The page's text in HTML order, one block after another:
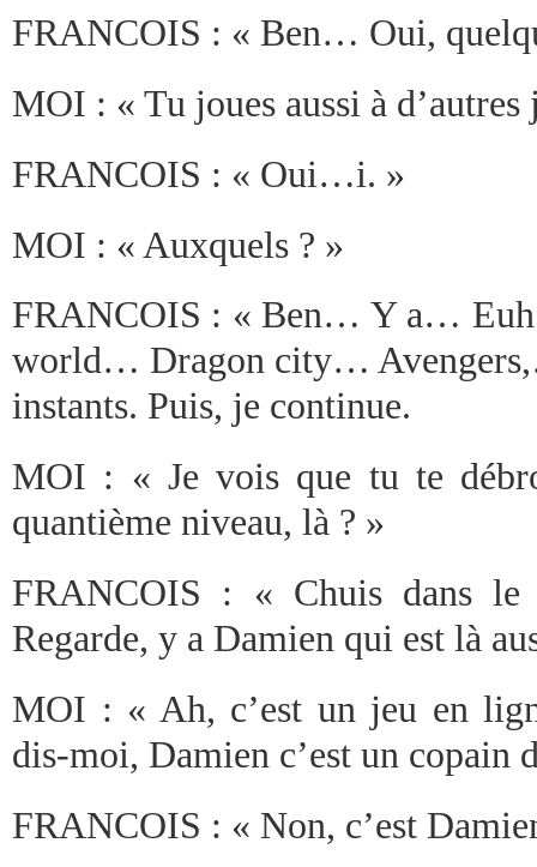
FRANCOIS : « Ben… Oui,
MOI : « Tu joues aussi à
FRANCOIS : « Oui…i. »
MOI : « Auxquels ? »
FRANCOIS : « Ben… Y a…
world… Dragon city…
instants. Puis, je continue.
MOI : « Je vois que tu te
quantième niveau, là ? »
FRANCOIS : « Chuis dans le
Regarde, y a Damien qui est là
MOI : « Ah, c’est un jeu en
dis-moi, Damien c’est un copain
FRANCOIS : « Non, c’est